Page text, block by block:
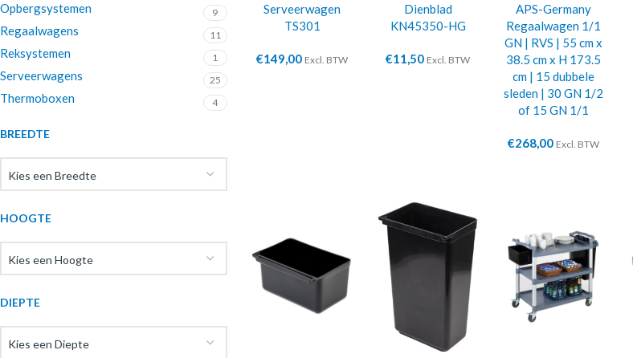
Opbergsystemen 9
Regaalwagens 11
Reksystemen 1
Serveerwagens 25
Thermoboxen 4
BREEDTE
Kies een Breedte
HOOGTE
Kies een Hoogte
DIEPTE
Kies een Diepte
Serveerwagen
TS301
€149,00 Excl. BTW
Dienblad
KN45350-HG
€11,50 Excl. BTW
APS-Germany
Regaalwagen 1/1
GN | RVS | 55 cm x
38.5 cm x H 173.5
cm | 15 dubbele
sleden | 30 GN 1/2
of 15 GN 1/1
€268,00 Excl. BTW